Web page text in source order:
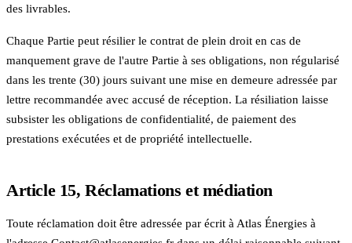
des livrables.
Chaque Partie peut résilier le contrat de plein droit en cas de
manquement grave de l'autre Partie à ses obligations, non régularisé
dans les trente (30) jours suivant une mise en demeure adressée par
lettre recommandée avec accusé de réception. La résiliation laisse
subsister les obligations de confidentialité, de paiement des
prestations exécutées et de propriété intellectuelle.
Article 15, Réclamations et médiation
Toute réclamation doit être adressée par écrit à Atlas Énergies à